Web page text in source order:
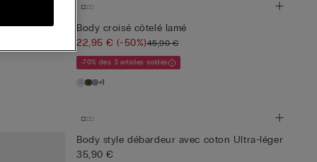
Body croisé côtelé lamé
22,95 €(-50%)45,90 €
-70% dès 3 articles soldés
+1
Body style débardeur avec coton Ultra-léger
35,90 €